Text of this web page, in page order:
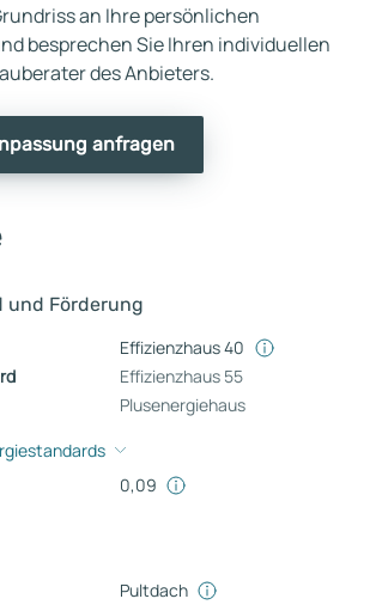
an Ihre persönlichen
besprechen Sie Ihren individuellen
des Anbieters.
anfragen
und Förderung
Effizienzhaus 40
Effizienzhaus 55
Plusenergiehaus
0,09
Pultdach